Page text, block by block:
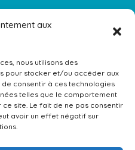
aux
nous utilisons des
pour stocker et/ou accéder aux
consentir à ces technologies
telles que le comportement
ce site. Le fait de ne pas consentir
avoir un effet négatif sur
de Communes